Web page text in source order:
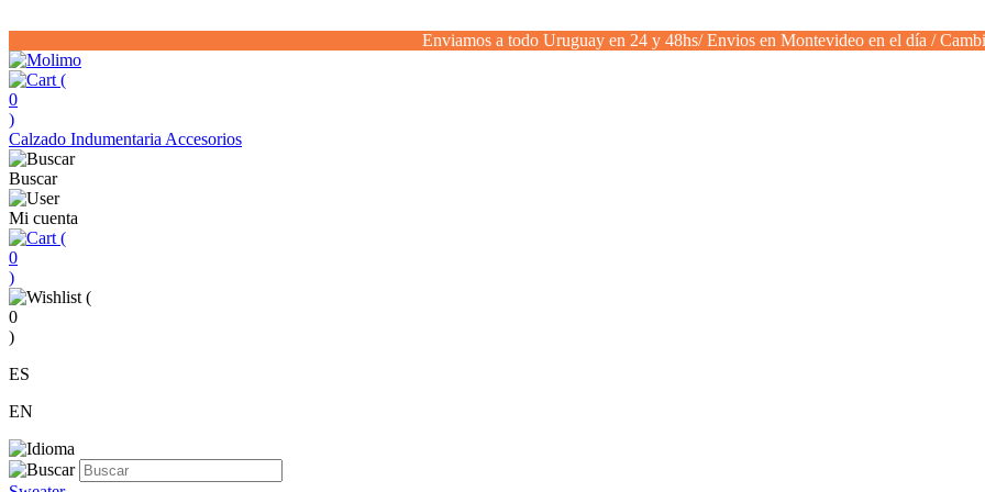
Enviamos a todo Uruguay en 24 y 48hs/ Envios en Montevideo en el día /
(
0
)
Calzado Indumentaria Accesorios
Buscar
Mi cuenta
(
0
)
(
0
)
ES
EN